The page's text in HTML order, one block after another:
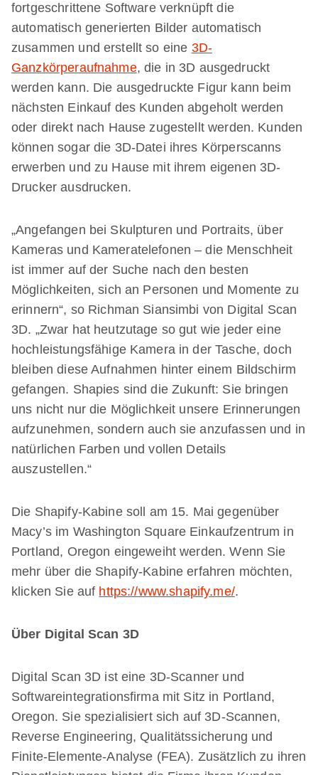
fortgeschrittene Software verknüpft die
automatisch generierten Bilder automatisch
zusammen und erstellt so eine 3D-
Ganzkörperaufnahme, die in 3D ausgedruckt
werden kann. Die ausgedruckte Figur kann beim
nächsten Einkauf des Kunden abgeholt werden
oder direkt nach Hause zugestellt werden. Kunden
können sogar die 3D-Datei ihres Körperscanns
erwerben und zu Hause mit ihrem eigenen 3D-
Drucker ausdrucken.
„Angefangen bei Skulpturen und Portraits, über
Kameras und Kameratelefonen – die Menschheit
ist immer auf der Suche nach den besten
Möglichkeiten, sich an Personen und Momente zu
erinnern“, so Richman Siansimbi von Digital Scan
3D. „Zwar hat heutzutage so gut wie jeder eine
hochleistungsfähige Kamera in der Tasche, doch
bleiben diese Aufnahmen hinter einem Bildschirm
gefangen. Shapies sind die Zukunft: Sie bringen
uns nicht nur die Möglichkeit unsere Erinnerungen
aufzunehmen, sondern auch sie anzufassen und in
natürlichen Farben und vollen Details
auszustellen.“
Die Shapify-Kabine soll am 15. Mai gegenüber
Macy’s im Washington Square Einkaufzentrum in
Portland, Oregon eingeweiht werden. Wenn Sie
mehr über die Shapify-Kabine erfahren möchten,
klicken Sie auf https://www.shapify.me/.
Über Digital Scan 3D
Digital Scan 3D ist eine 3D-Scanner und
Softwareintegrationsfirma mit Sitz in Portland,
Oregon. Sie spezialisiert sich auf 3D-Scannen,
Reverse Engineering, Qualitätssicherung und
Finite-Elemente-Analyse (FEA). Zusätzlich zu ihren